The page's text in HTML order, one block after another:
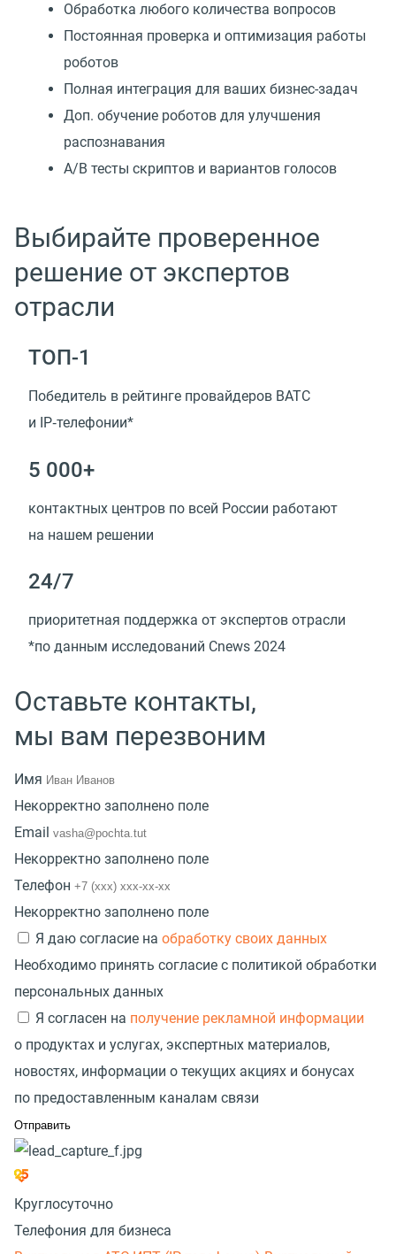
Обработка любого количества вопросов
Постоянная проверка и оптимизация работы
роботов
Полная интеграция для ваших бизнес-задач
Доп. обучение роботов для улучшения
распознавания
А/В тесты скриптов и вариантов голосов
Выбирайте проверенное
решение от экспертов
отрасли
TOП-1
Победитель в рейтинге провайдеров ВАТС
и IP‑телефонии*
5 000+
контактных центров по всей России работают
на нашем решении
24/7
приоритетная поддержка от экспертов отрасли
*по данным исследований Cnews 2024
Оставьте контакты,
мы вам перезвоним
Имя
Некорректно заполнено поле
Email
Некорректно заполнено поле
Телефон
Некорректно заполнено поле
Я даю согласие на обработку своих данных
Необходимо принять согласие с политикой обработки
персональных данных
Я согласен на получение рекламной информации
о продуктах и услугах, экспертных материалов,
новостях, информации о текущих акциях и бонусах
по предоставленным каналам связи
Круглосуточно
Телефония для бизнеса